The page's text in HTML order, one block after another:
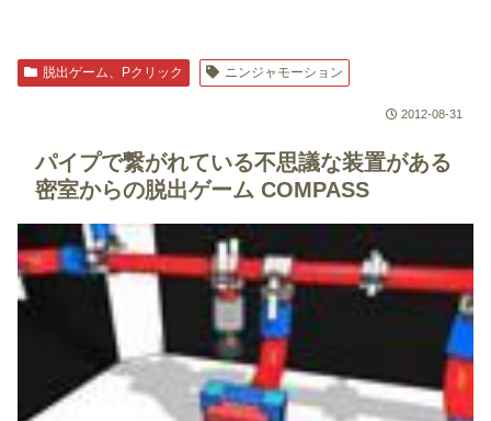
脱出ゲーム、Pクリック ニンジャモーション
2012-08-31
パイプで繋がれている不思議な装置がある
密室からの脱出ゲーム COMPASS